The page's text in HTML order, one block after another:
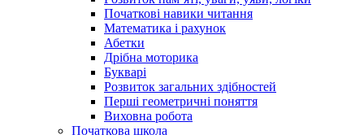
Початкові навики читання
Математика і рахунок
Абетки
Дрібна моторика
Букварі
Розвиток загальних здібностей
Перші геометричні поняття
Виховна робота
Початкова школа